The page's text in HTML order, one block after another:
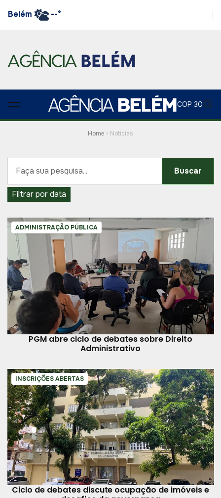
Belém --°
COP 30
Home Noticias
Buscar
Filtrar por data
ADMINISTRAÇÃO PÚBLICA
PGM abre ciclo de debates sobre Direito
Administrativo
INSCRIÇÕES ABERTAS
Ciclo de debates discute ocupação de imóveis e